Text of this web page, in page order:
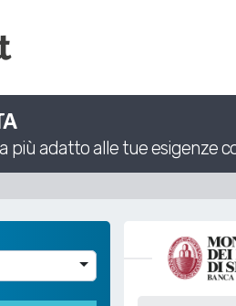
più adatto alle tue esigenze